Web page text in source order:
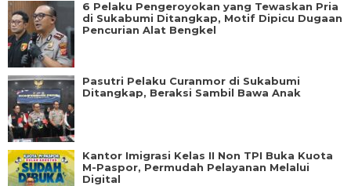
6 Pelaku Pengeroyokan yang Tewaskan Pria
di Sukabumi Ditangkap, Motif Dipicu Dugaan
Pencurian Alat Bengkel
Pasutri Pelaku Curanmor di Sukabumi
Ditangkap, Beraksi Sambil Bawa Anak
Kantor Imigrasi Kelas II Non TPI Buka Kuota
M-Paspor, Permudah Pelayanan Melalui
Digital